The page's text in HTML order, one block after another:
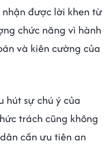
được lời khen từ
chức năng vì hành
và kiên cường của
hút sự chú ý của
trách cũng không
cần ưu tiên an